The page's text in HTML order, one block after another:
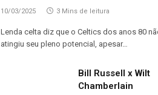
10/03/2025 3 Mins de leitura
Lenda celta diz que o Celtics dos anos 80
atingiu seu pleno potencial, apesar…
Bill Russell x Wilt
Chamberlain